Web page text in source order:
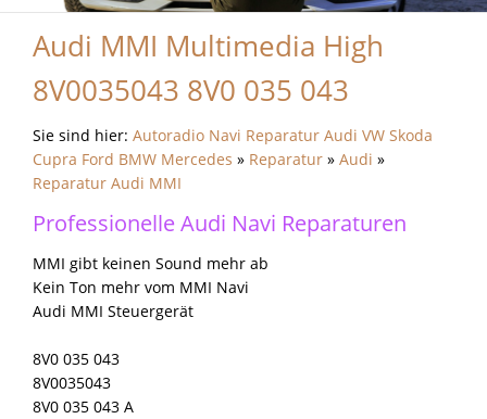
Audi MMI Multimedia High
8V0035043 8V0 035 043
Sie sind hier: Autoradio Navi Reparatur Audi VW Skoda
Cupra Ford BMW Mercedes » Reparatur » Audi »
Reparatur Audi MMI
Professionelle Audi Navi Reparaturen
MMI gibt keinen Sound mehr ab
Kein Ton mehr vom MMI Navi
Audi MMI Steuergerät
8V0 035 043
8V0035043
8V0 035 043 A